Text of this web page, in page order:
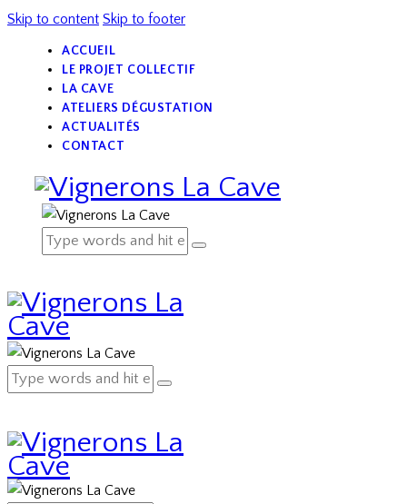
Skip to content Skip to footer
ACCUEIL
LE PROJET COLLECTIF
LA CAVE
ATELIERS DÉGUSTATION
ACTUALITÉS
CONTACT